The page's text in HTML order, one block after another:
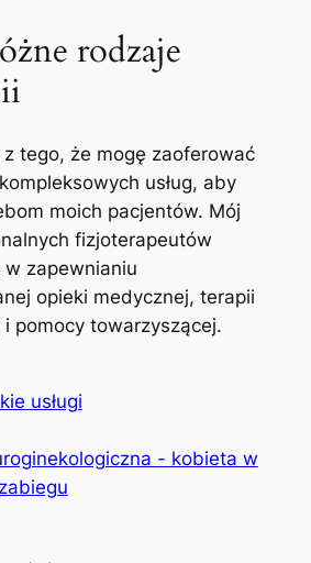
rodzaje
tego, że mogę zaoferować
usług, aby
moich pacjentów. Mój
fizjoterapeutów
w zapewnianiu
opieki medycznej, terapii
pomocy towarzyszącej.
usługi